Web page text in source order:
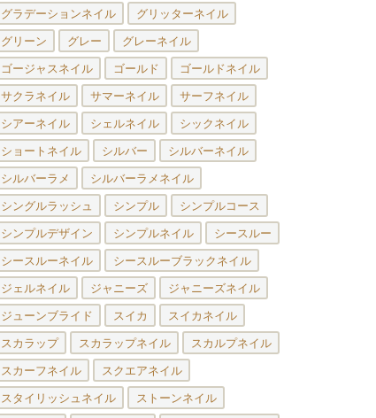
グラデーションネイル グリッターネイル
グリーン グレー グレーネイル
ゴージャスネイル ゴールド ゴールドネイル
サクラネイル サマーネイル サーフネイル
シアーネイル シェルネイル シックネイル
ショートネイル シルバー シルバーネイル
シルバーラメ シルバーラメネイル
シングルラッシュ シンプル シンプルコース
シンプルデザイン シンプルネイル シースルー
シースルーネイル シースルーブラックネイル
ジェルネイル ジャニーズ ジャニーズネイル
ジューンブライド スイカ スイカネイル
スカラップ スカラップネイル スカルプネイル
スカーフネイル スクエアネイル
スタイリッシュネイル ストーンネイル